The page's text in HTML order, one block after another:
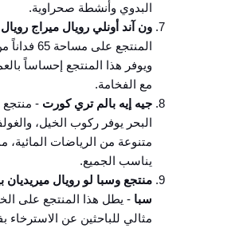
البدوي وأنشطة صحراوية.
ون آند أونلي رويال ميراج
المنتجع على
ويوفر هذا المنتجع إحساساً
مع الفخامة.
جيه إيه بالم تري كورت -
البحر يوفر ركوب الخيل،
متنوعة من الرياضات
يناسب الجميع.
منتجع وسبا لو رويال ميريديان
سبا - يطل هذا المنتجع على
مثالي للباحثين عن الاسترخاء